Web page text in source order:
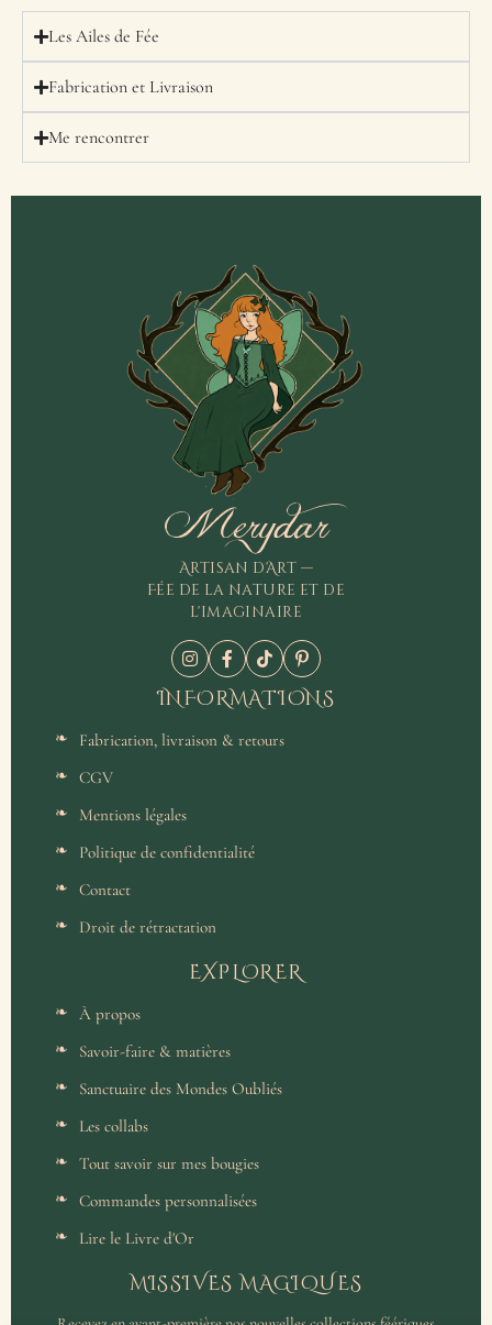
Les Ailes de Fée
Fabrication et Livraison
Me rencontrer
Merydar
Artisan d'Art —
Fée de la nature et de
l'imaginaire
INFORMATIONS
Fabrication, livraison & retours
CGV
Mentions légales
Politique de confidentialité
Contact
Droit de rétractation
EXPLORER
À propos
Savoir-faire & matières
Sanctuaire des Mondes Oubliés
Les collabs
Tout savoir sur mes bougies
Commandes personnalisées
Lire le Livre d'Or
MISSIVES MAGIQUES